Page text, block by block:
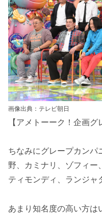
画像出典：テレビ朝日
【アメトーーク！企画グ
ちなみにグレープカンパ
野、カミナリ、ゾフィー
ティモンディ、ランジャ
あまり知名度の高い方は